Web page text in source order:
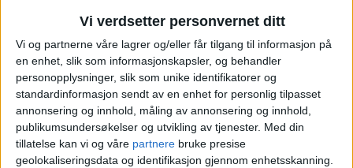
Vi verdsetter personvernet ditt
Vi og partnerne våre lagrer og/eller får tilgang til informasjon på
en enhet, slik som informasjonskapsler, og behandler
personopplysninger, slik som unike identifikatorer og
standardinformasjon sendt av en enhet for personlig tilpasset
annonsering og innhold, måling av annonsering og innhold,
publikumsundersøkelser og utvikling av tjenester. Med din
tillatelse kan vi og våre partnere bruke presise
geolokaliseringsdata og identifikasjon gjennom enhetsskanning.
Leiligheten i Stavangergata 46A i bydel
Sagene fikk en ny eier. Eierskiftet ble
ferdig 8. mai, og kjøpesummen ble 2,9
millioner kroner.